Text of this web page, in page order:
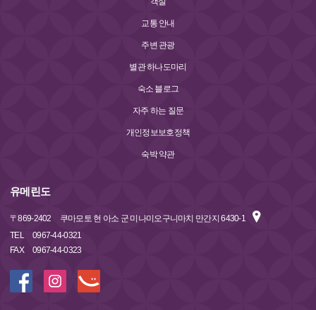
교통 안내
주변 관광
별관 하나도마리
숙소 블로그
자주 하는 질문
개인정보보호정책
숙박 약관
유메린도
〒869-2402
쿠마모토 현 아소 군 미나미오구니마치 만간지 6430-1
TEL
0967-44-0321
FAX
0967-44-0323